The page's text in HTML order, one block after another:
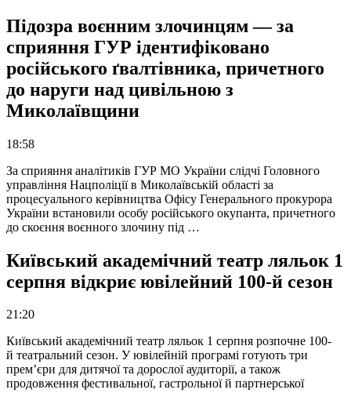
Підозра воєнним злочинцям — за
сприяння ГУР ідентифіковано
російського ґвалтівника, причетного
до наруги над цивільною з
Миколаївщини
18:58
За сприяння аналітиків ГУР МО України слідчі Головного
управління Нацполіції в Миколаївській області за
процесуального керівництва Офісу Генерального прокурора
України встановили особу російського окупанта, причетного
до скоєння воєнного злочину під …
Київський академічний театр ляльок 1
серпня відкриє ювілейний 100-й сезон
21:20
Київський академічний театр ляльок 1 серпня розпочне 100-
й театральний сезон. У ювілейній програмі готують три
прем’єри для дитячої та дорослої аудиторії, а також
продовження фестивальної, гастрольної й партнерської